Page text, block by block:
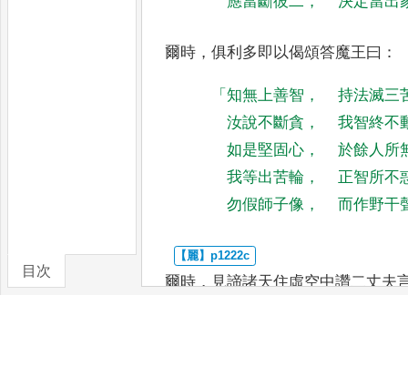
目次
爾時 ，俱利多即以偈頌答魔王曰 ：
「知無上善智 ，
持法滅三
汝說不斷貪 ，
我智終不
如是堅固心 ，
於餘人所
我等出苦輪 ，
正智所不
勿假師子像 ， 而作野干
爾時，見諦諸天住虛空中讚二丈夫